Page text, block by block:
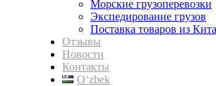
Морские грузоперевозки
Экспедирование грузов
Поставка товаров из
Отзывы
Новости
Контакты
Oʻzbek